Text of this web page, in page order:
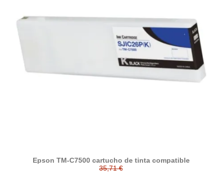
Epson TM-C7500 cartucho de tinta compatible
35,71 €